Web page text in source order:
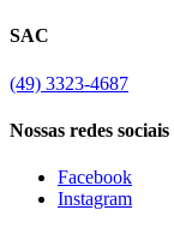
SAC
(49) 3323-4687
Nossas redes sociais
Facebook
Instagram